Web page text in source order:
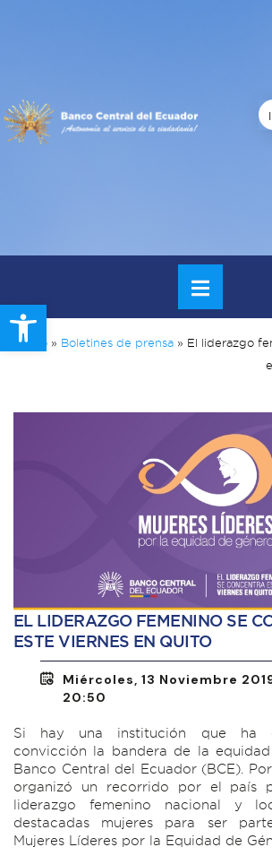
Open toolbar
Inicio » Boletines de prensa » El liderazgo
EL LIDERAZGO FEMENINO SE
ESTE VIERNES EN QUITO
Miércoles, 13 Noviembre
20:50
Si hay una institución que ha
convicción la bandera de la
Banco Central del Ecuador (BCE).
organizó un recorrido por el país
liderazgo femenino nacional y
destacadas mujeres para ser
Mujeres Líderes por la Equidad de